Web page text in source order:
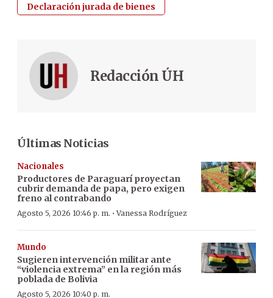
Declaración jurada de bienes
Redacción ÚH
Últimas Noticias
Nacionales
Productores de Paraguarí proyectan
cubrir demanda de papa, pero exigen
freno al contrabando
Agosto 5, 2026 10:46 p. m. ·Vanessa Rodríguez
Mundo
Sugieren intervención militar ante
“violencia extrema” en la región más
poblada de Bolivia
Agosto 5, 2026 10:40 p. m.